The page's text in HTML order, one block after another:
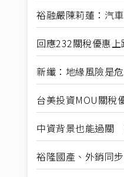
裕融嚴陳莉蓮：汽
回應232關稅優惠
新纖：地緣風險是
台美投資MOU關
中資背景也能過關
裕隆國產、外銷同